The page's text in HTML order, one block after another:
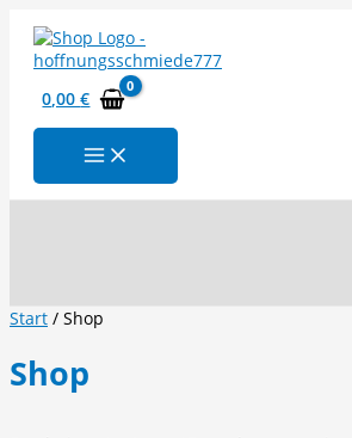
Inhalt
springen
0,00€
Start / Shop
Shop